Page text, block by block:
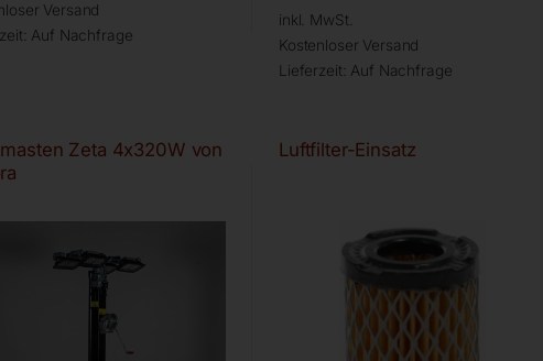
Versand
Auf Nachfrage
inkl. MwSt.
Kostenloser Versand
Lieferzeit: Auf Nachfrage
Zeta 4x320W von
Luftfilter-Einsatz